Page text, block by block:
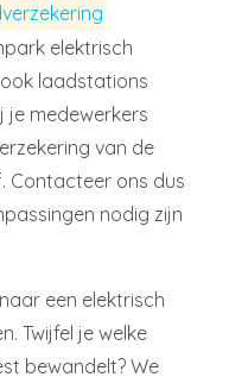
elektrisch
laadstations
je medewerkers
van de
Contacteer ons dus
nodig zijn
een elektrisch
Twijfel je welke
bewandelt? We